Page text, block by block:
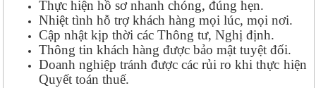
Thực hiện hồ sơ nhanh chóng, đúng hẹn.
Nhiệt tình hỗ trợ khách hàng mọi lúc, mọi nơi.
Cập nhật kịp thời các Thông tư, Nghị định.
Thông tin khách hàng được bảo mật tuyệt đối.
Doanh nghiệp tránh được các rủi ro khi thực hiện
Quyết toán thuế.